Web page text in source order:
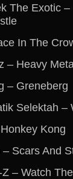
The Exotic
In The
– Heavy
– Greneberg
Selektah –
Kong
Scars And
– Watch